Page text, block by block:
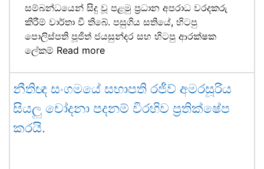
සම්බන්ධයෙන් සිදු වූ පළමු ප්‍රධාන අපරාධ වරදකරු
කිරීම් වාර්තා වී තිබේ. පසුගිය සතියේ, හිටපු
පොලිස්පති පූජිත් ජයසුන්දර සහ හිටපු ආරක්ෂක
ලේකම් Read more
නීතිඥ සංගමයේ සභාපති රජීව් අමරසූරිය
සියලු චෝදනා පදනම් විරහිව ප්‍රතික්ෂේප
කරයි.